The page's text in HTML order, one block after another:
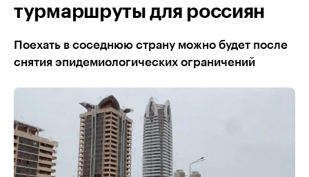
турмаршруты для россиян
Поехать в соседнюю страну можно будет после
снятия эпидемиологических ограничений